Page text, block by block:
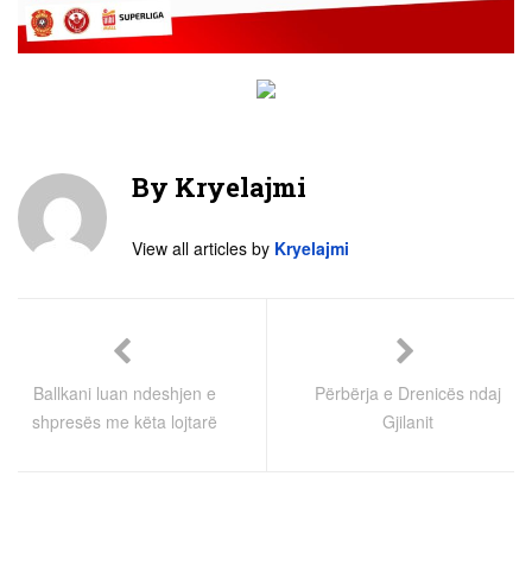
By Kryelajmi
View all articles by Kryelajmi
Ballkani luan ndeshjen e
shpresës me këta lojtarë
Përbërja e Drenicës ndaj
Gjilanit